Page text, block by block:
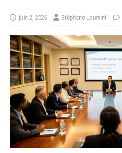
juin 2, 2026 Stéphane Loumint